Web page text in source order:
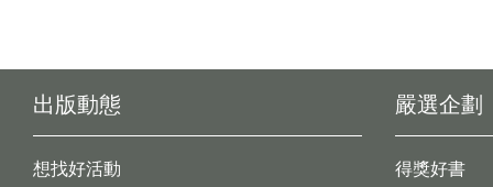
出版動態
想找好活動
嚴選企劃
得獎好書